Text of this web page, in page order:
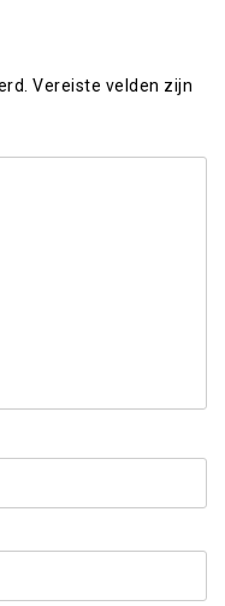
Vereiste velden zijn